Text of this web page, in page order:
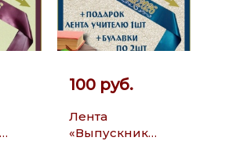
100 руб.
Лента
«Выпускник